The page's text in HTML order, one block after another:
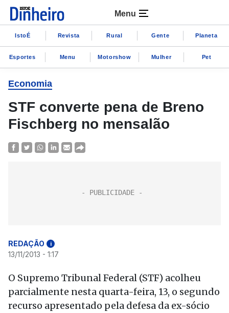
Menu
IstoÉ Revista Rural Gente Planeta
Esportes Menu Motorshow Mulher Pet
Economia
STF converte pena de Breno
Fischberg no mensalão
REDAÇÃO i
13/11/2013 - 1:17
O Supremo Tribunal Federal (STF) acolheu
parcialmente nesta quarta-feira, 13, o segundo
recurso apresentado pela defesa da ex-sócio